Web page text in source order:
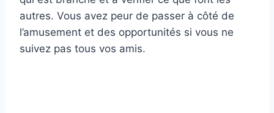
autres. Vous avez peur de passer à côté de
l’amusement et des opportunités si vous ne
suivez pas tous vos amis.